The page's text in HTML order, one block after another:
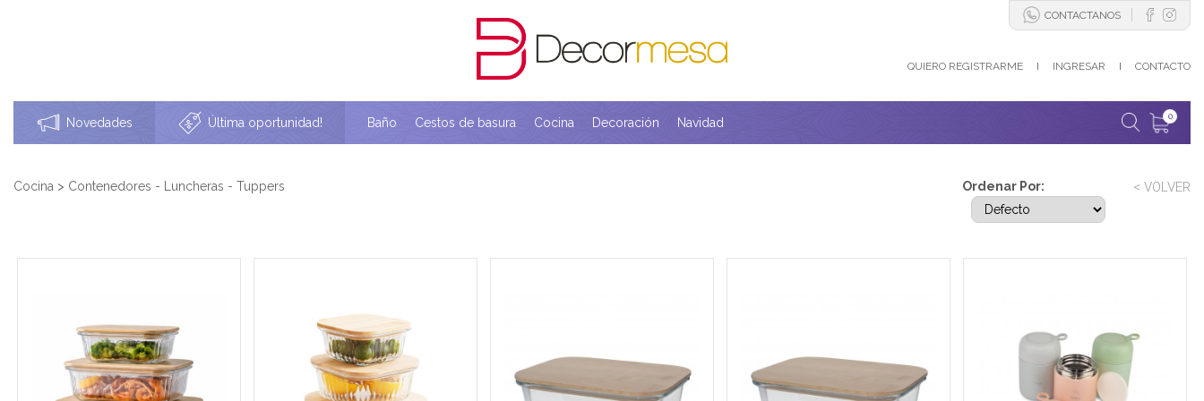
CONTACTANOS
QUIERO REGISTRARME I INGRESAR I CONTACTO
Novedades Última oportunidad! Baño Cestos de basura Cocina Decoración Navidad 0
Cocina > Contenedores - Luncheras - Tuppers < VOLVER
Ordenar Por:
Contenedor rectangular de vidrio
Contenedor cuadrado de vidrio
Contenedor de vidrio rectangular
Contenedor de vidrio rectangular
Conservadora de alimentos con